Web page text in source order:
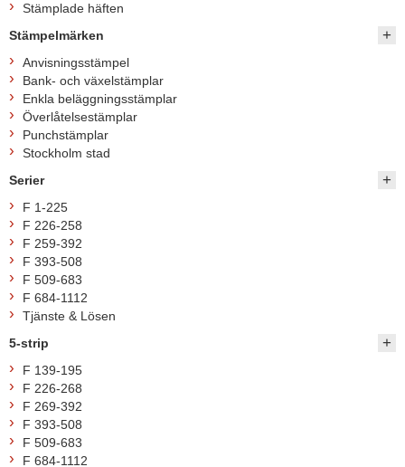
Stämplade häften
Stämpelmärken
Anvisningsstämpel
Bank- och växelstämplar
Enkla beläggningsstämplar
Överlåtelsestämplar
Punchstämplar
Stockholm stad
Serier
F 1-225
F 226-258
F 259-392
F 393-508
F 509-683
F 684-1112
Tjänste & Lösen
5-strip
F 139-195
F 226-268
F 269-392
F 393-508
F 509-683
F 684-1112